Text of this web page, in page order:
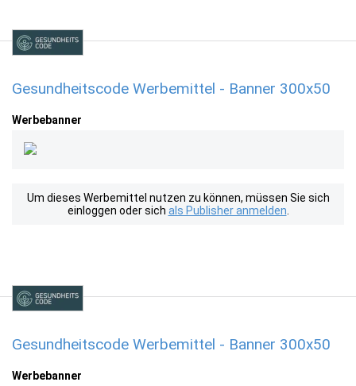
Gesundheitscode Werbemittel - Banner 300x50
Werbebanner
Um dieses Werbemittel nutzen zu können, müssen Sie sich
einloggen oder sich als Publisher anmelden
Gesundheitscode Werbemittel - Banner 300x50
Werbebanner